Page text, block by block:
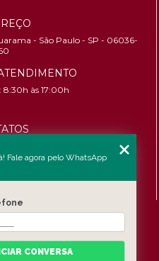
- São Paulo - SP - 06036-
8:30h às 17:00h
9619
Home
somos
Fale agora pelo WhatsApp
CONVERSA